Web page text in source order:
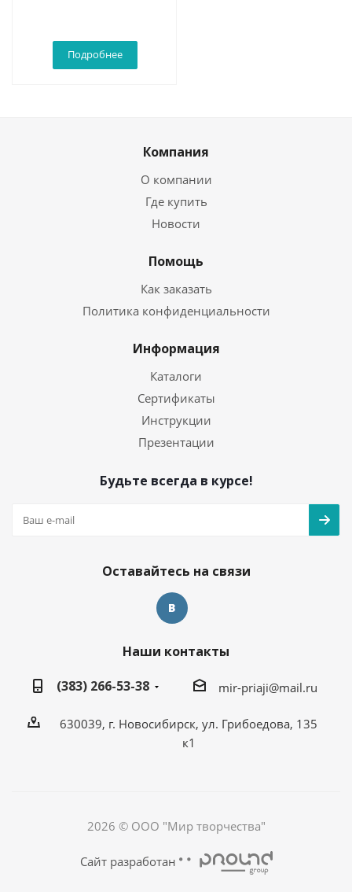
Подробнее
Компания
О компании
Где купить
Новости
Помощь
Как заказать
Политика конфиденциальности
Информация
Каталоги
Сертификаты
Инструкции
Презентации
Будьте всегда в курсе!
Оставайтесь на связи
Наши контакты
(383) 266-53-38
mir-priaji@mail.ru
630039, г. Новосибирск, ул. Грибоедова, 135
к1
2026 © ООО "Мир творчества"
Сайт разработан